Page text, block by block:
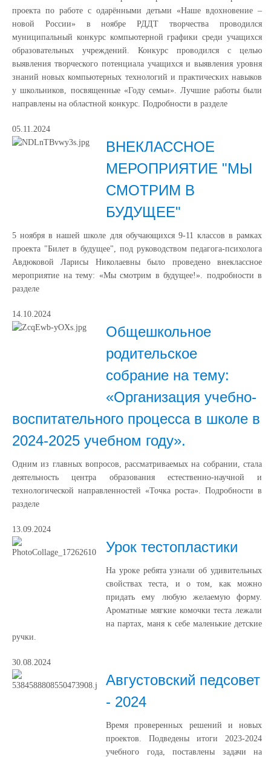
проекта по работе с одарёнными детьми «Наше вдохновение –
новой России» в ноябре РДДТ творчества проводился
муниципальный конкурс компьютерной графики среди учащихся
образовательных учреждений. Конкурс проводился с целью
выявления творческого потенциала учащихся и выявления уровня
знаний новых компьютерных технологий и практических навыков
у школьников, посвященные «Году семьи». Лучшие работы были
направлены на областной конкурс. Подробности в разделе
05.11.2024
ВНЕКЛАССНОЕ
МЕРОПРИЯТИЕ "МЫ
СМОТРИМ В
БУДУЩЕЕ"
5 ноября в нашей школе для обучающихся 9-11 классов в рамках
проекта "Билет в будущее", под руководством педагога-психолога
Авдюковой Ларисы Николаевны было проведено внеклассное
мероприятие на тему: «Мы смотрим в будущее!». подробности в
разделе
14.10.2024
Общешкольное
родительское
собрание на тему:
«Организация учебно-
воспитательного процесса в школе в
2024-2025 учебном году».
Одним из главных вопросов, рассматриваемых на собрании, стала
деятельность центра образования естественно-научной и
технологической направленностей «Точка роста». Подробности в
разделе
13.09.2024
Урок тестопластики
На уроке ребята узнали об удивительных
свойствах теста, и о том, как можно
придать ему любую желаемую форму.
Ароматные мягкие комочки теста лежали
на партах, маня к себе маленькие детские
ручки.
30.08.2024
Августовский педсовет
- 2024
Время проверенных решений и новых
проектов. Подведены итоги 2023-2024
учебного года, поставлены задачи на